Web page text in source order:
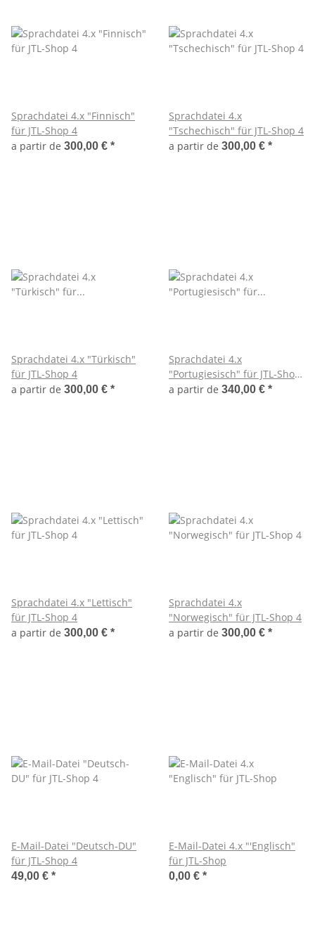
Sprachdatei 4.x "Finnisch"
für JTL-Shop 4
a partir de 300,00 € *
Sprachdatei 4.x
"Tschechisch" für JTL-Shop 4
a partir de 300,00 € *
Sprachdatei 4.x "Türkisch"
für JTL-Shop 4
a partir de 300,00 € *
Sprachdatei 4.x
"Portugiesisch" für JTL-Shop
4
a partir de 340,00 € *
Sprachdatei 4.x "Lettisch"
für JTL-Shop 4
a partir de 300,00 € *
Sprachdatei 4.x
"Norwegisch" für JTL-Shop 4
a partir de 300,00 € *
E-Mail-Datei "Deutsch-DU"
für JTL-Shop 4
49,00 € *
E-Mail-Datei 4.x "'Englisch"
für JTL-Shop
0,00 € *